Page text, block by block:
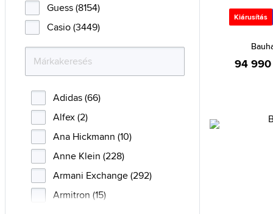
Kiárusítás
94
Guess (8154)
Casio (3449)
Adidas (66)
Alfex (2)
Ana Hickmann (10)
Anne Klein (228)
Armani Exchange (292)
Armitron (15)